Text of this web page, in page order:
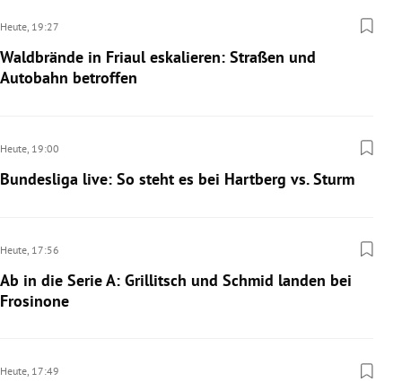
Heute, 19:27
Waldbrände in Friaul eskalieren: Straßen und
Autobahn betroffen
Heute, 19:00
Bundesliga live: So steht es bei Hartberg vs. Sturm
Heute, 17:56
Ab in die Serie A: Grillitsch und Schmid landen bei
Frosinone
Heute, 17:49